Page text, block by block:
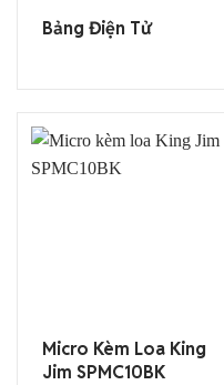
Bảng Điện Tử
Micro Kèm Loa King
Jim SPMC10BK